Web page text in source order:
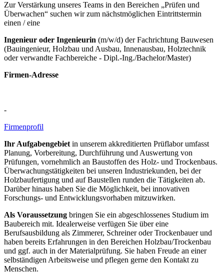
Zur Verstärkung unseres Teams in den Bereichen „Prüfen und
Überwachen“ suchen wir zum nächstmöglichen Eintrittstermin
einen / eine
Ingenieur oder Ingenieurin (m/w/d) der Fachrichtung Bauwesen
(Bauingenieur, Holzbau und Ausbau, Innenausbau, Holztechnik
oder verwandte Fachbereiche - Dipl.-Ing./Bachelor/Master)
Firmen-Adresse
-
Firmenprofil
Ihr Aufgabengebiet in unserem akkreditierten Prüflabor umfasst
Planung, Vorbereitung, Durchführung und Auswertung von
Prüfungen, vornehmlich an Baustoffen des Holz- und Trockenbaus.
Überwachungstätigkeiten bei unseren Industriekunden, bei der
Holzbaufertigung und auf Baustellen runden die Tätigkeiten ab.
Darüber hinaus haben Sie die Möglichkeit, bei innovativen
Forschungs- und Entwicklungsvorhaben mitzuwirken.
Als Voraussetzung bringen Sie ein abgeschlossenes Studium im
Baubereich mit. Idealerweise verfügen Sie über eine
Berufsausbildung als Zimmerer, Schreiner oder Trockenbauer und
haben bereits Erfahrungen in den Bereichen Holzbau/Trockenbau
und ggf. auch in der Materialprüfung. Sie haben Freude an einer
selbständigen Arbeitsweise und pflegen gerne den Kontakt zu
Menschen.